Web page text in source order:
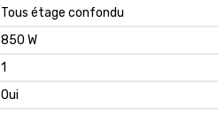
Tous étage confondu
850 W
1
Oui